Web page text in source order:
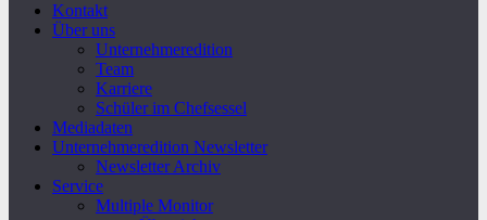
Kontakt
Über uns
Unternehmeredition
Team
Karriere
Schüler im Chefsessel
Mediadaten
Unternehmeredition Newsletter
Newsletter Archiv
Service
Multiple Monitor